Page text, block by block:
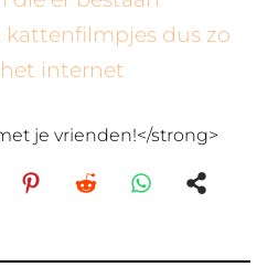
kattenfilmpjes dus zo
internet
je vrienden!</strong>